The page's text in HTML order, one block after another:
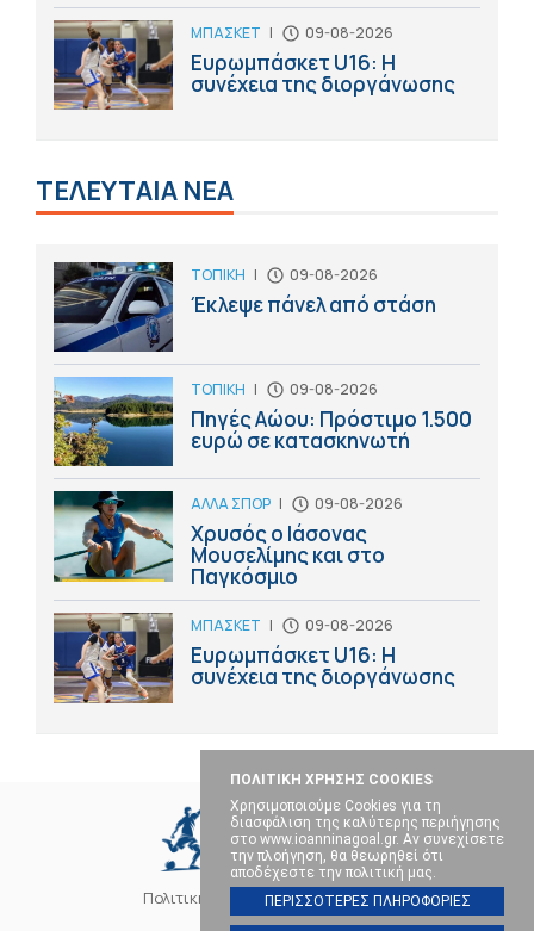
ΠΟΛΙΤΙΚΗ ΧΡΗΣΗΣ COOKIES
Χρησιμοποιούμε Cookies για τη
διασφάλιση της καλύτερης περιήγησης
στο www.ioanninagoal.gr. Αν συνεχίσετε
την πλοήγηση, θα θεωρηθεί ότι
αποδέχεστε την πολιτική μας.
ΠΕΡΙΣΣΟΤΕΡΕΣ ΠΛΗΡΟΦΟΡΙΕΣ
ΜΠΑΣΚΕΤ | 09-08-2026
Ευρωμπάσκετ U16: Η
συνέχεια της διοργάνωσης
ΤΕΛΕΥΤΑΙΑ ΝΕΑ
ΤΟΠΙΚΗ | 09-08-2026
Έκλεψε πάνελ από στάση
ΤΟΠΙΚΗ | 09-08-2026
Πηγές Αώου: Πρόστιμο 1.500
ευρώ σε κατασκηνωτή
ΑΛΛΑ ΣΠΟΡ | 09-08-2026
Χρυσός ο Ιάσονας
Μουσελίμης και στο
Παγκόσμιο
ΜΠΑΣΚΕΤ | 09-08-2026
Ευρωμπάσκετ U16: Η
συνέχεια της διοργάνωσης
Πολιτική Cookies Επικοινωνία